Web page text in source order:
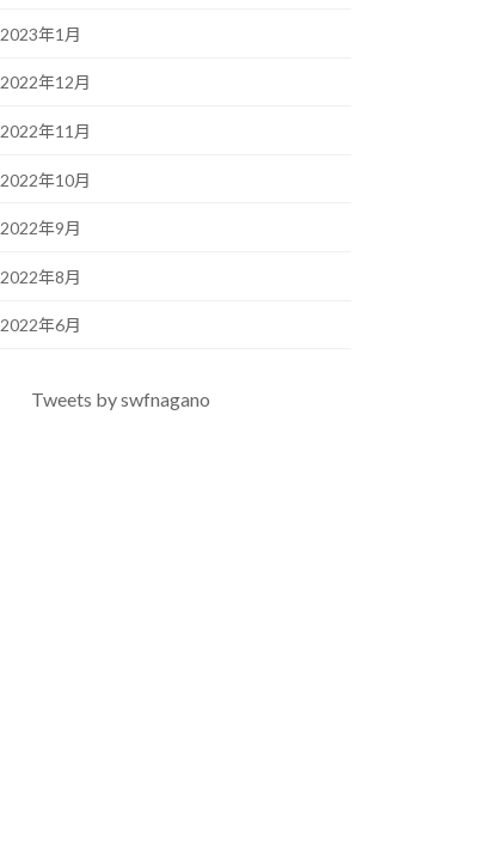
2023年1月
2022年12月
2022年11月
2022年10月
2022年9月
2022年8月
2022年6月
Tweets by swfnagano